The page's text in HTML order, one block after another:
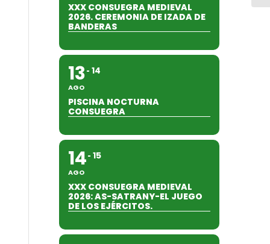
XXX CONSUEGRA MEDIEVAL
2026. CEREMONIA DE IZADA DE
BANDERAS
13
AGO
14
PISCINA NOCTURNA
CONSUEGRA
14
AGO
15
XXX CONSUEGRA MEDIEVAL
2026: AS-SATRANY-EL JUEGO
DE LOS EJÉRCITOS.